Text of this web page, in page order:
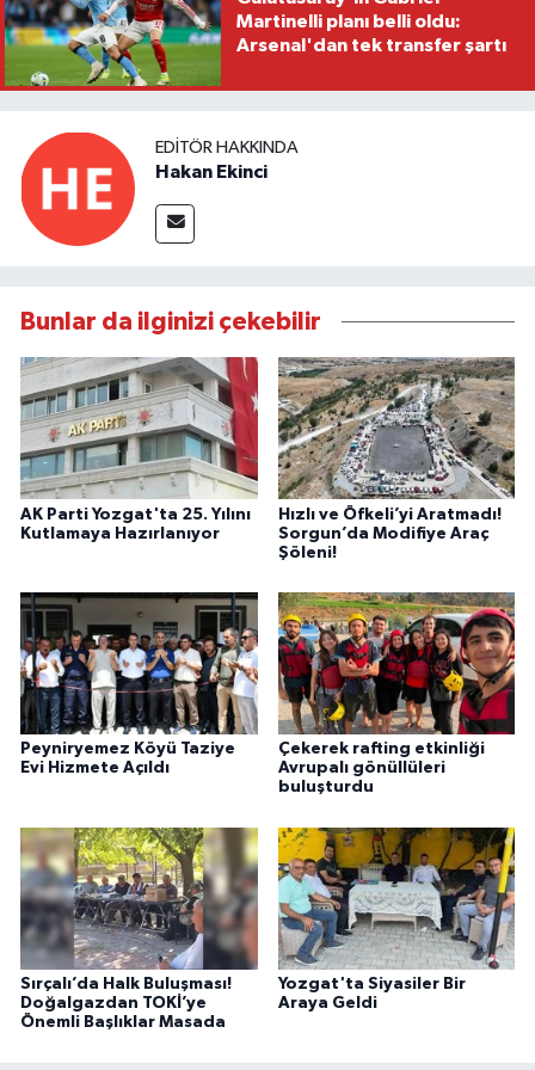
Martinelli planı belli oldu:
Arsenal'dan tek transfer şartı
EDITÖR HAKKINDA
Hakan Ekinci
Bunlar da ilginizi çekebilir
AK Parti Yozgat'ta 25. Yılını
Kutlamaya Hazırlanıyor
Hızlı ve Öfkeli’yi Aratmadı!
Sorgun’da Modifiye Araç
Şöleni!
Peyniryemez Köyü Taziye
Evi Hizmete Açıldı
Çekerek rafting etkinliği
Avrupalı gönüllüleri
buluşturdu
Sırçalı’da Halk Buluşması!
Doğalgazdan TOKİ’ye
Önemli Başlıklar Masada
Yozgat'ta Siyasiler Bir
Araya Geldi